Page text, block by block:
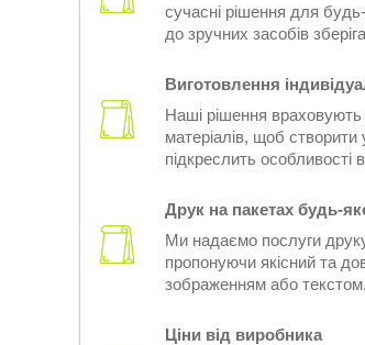
сучасні рішення для
до зручних засобів
Виготовлення
Наші рішення враховують
матеріалів, щоб створити
підкреслить особливості
Друк на пакетах будь-
Ми надаємо послуги
пропонуючи якісний та
зображенням або текстом.
Ціни від виробника